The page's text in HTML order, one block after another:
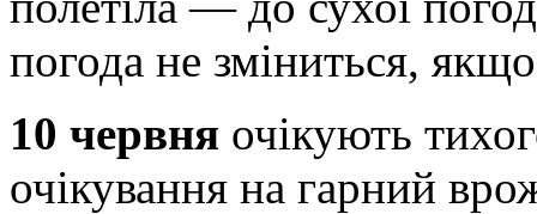
погода не зміниться,
10 червня очікують
очікування на гарний